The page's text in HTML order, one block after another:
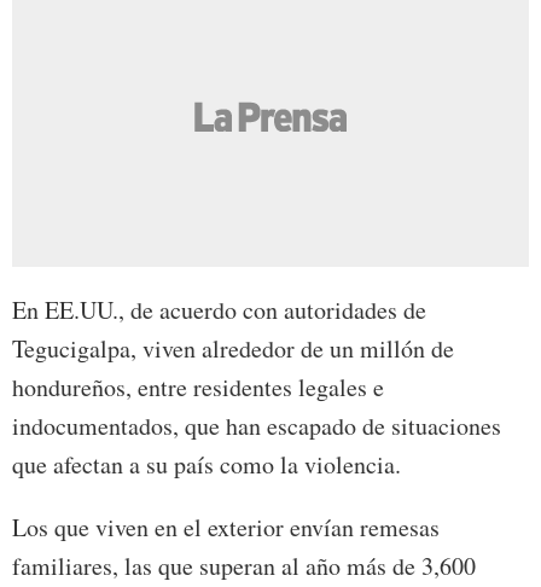
En EE.UU., de acuerdo con autoridades de
Tegucigalpa, viven alrededor de un millón de
hondureños, entre residentes legales e
indocumentados, que han escapado de situaciones
que afectan a su país como la violencia.
Los que viven en el exterior envían remesas
familiares, las que superan al año más de 3,600